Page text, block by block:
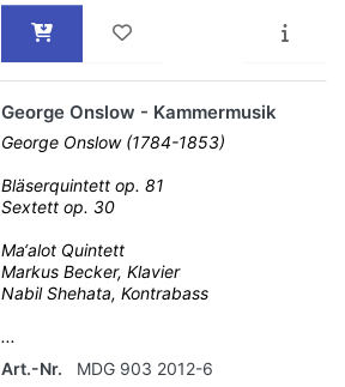
George Onslow - Kammermusik
George Onslow (1784-1853)
Bläserquintett op. 81
Sextett op. 30
Ma‘alot Quintett
Markus Becker, Klavier
Nabil Shehata, Kontrabass
...
Art.-Nr.
MDG 903 2012-6